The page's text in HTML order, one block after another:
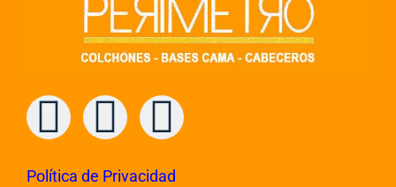
Política de Privacidad